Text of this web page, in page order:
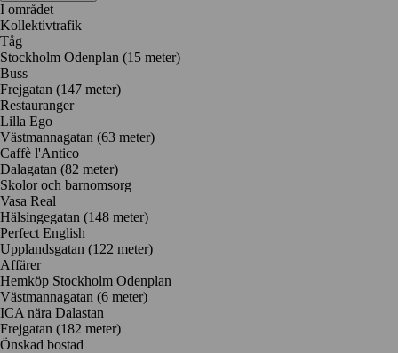
I området
Kollektivtrafik
Tåg
Stockholm Odenplan (15 meter)
Buss
Frejgatan (147 meter)
Restauranger
Lilla Ego
Västmannagatan (63 meter)
Caffè l'Antico
Dalagatan (82 meter)
Skolor och barnomsorg
Vasa Real
Hälsingegatan (148 meter)
Perfect English
Upplandsgatan (122 meter)
Affärer
Hemköp Stockholm Odenplan
Västmannagatan (6 meter)
ICA nära Dalastan
Frejgatan (182 meter)
Önskad bostad